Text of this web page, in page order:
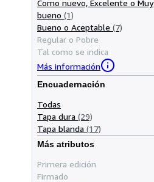
Como nuevo, Excelente o Muy
bueno (1)
Bueno o Aceptable (7)
Regular o Pobre
Tal como se indica
Más información
Encuadernación
Todas
Tapa dura (29)
Tapa blanda (17)
Más atributos
Primera edición
Firmado